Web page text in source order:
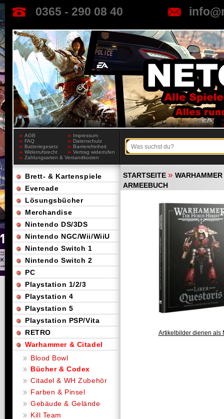
0365 - 290 08 40
AGB
Impressum
FAQ
Datenschutz
Batteriegesetz
Barrierefreiheit
Widerrufsrecht
Vertrag widerrufen
Zahlungsarten & Versandkosten
STARTSEITE »
ARMEEBUCH
Artikelbilder dienen als
Brett- & Kartenspiele
Evercade
Lösungsbücher
Merchandise
Nintendo DS/3DS
Nintendo NGC/Wii/WiiU
Nintendo Switch 1
Nintendo Switch 2
PC
Playstation 1/2/3
Playstation 4
Playstation 5
Playstation PSP/Vita
RETRO
Warhammer & Citadel
Blood Bowl
Bücher & Codex
Citadel & WH Zubehör
Farben & Pinsel
Gebäude & Gelände
Kill Team